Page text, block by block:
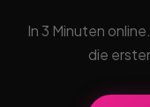
In 3 Minuten
die